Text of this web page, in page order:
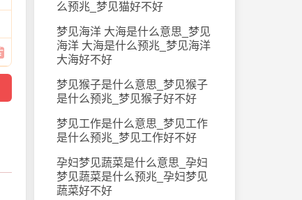
么预兆_梦见猫好不好
梦见海洋 大海是什么意思_梦见
海洋 大海是什么预兆_梦见海洋
大海好不好
梦见猴子是什么意思_梦见猴子
是什么预兆_梦见猴子好不好
梦见工作是什么意思_梦见工作
是什么预兆_梦见工作好不好
孕妇梦见蔬菜是什么意思_孕妇
梦见蔬菜是什么预兆_孕妇梦见
蔬菜好不好